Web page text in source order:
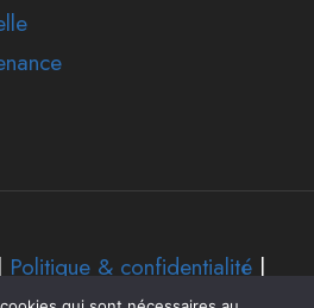
| Politique & confidentialité |